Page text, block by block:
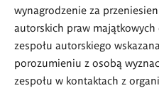
wynagrodzenie za
autorskich praw
zespołu autorskiego
porozumieniu z osobą
zespołu w kontaktach z